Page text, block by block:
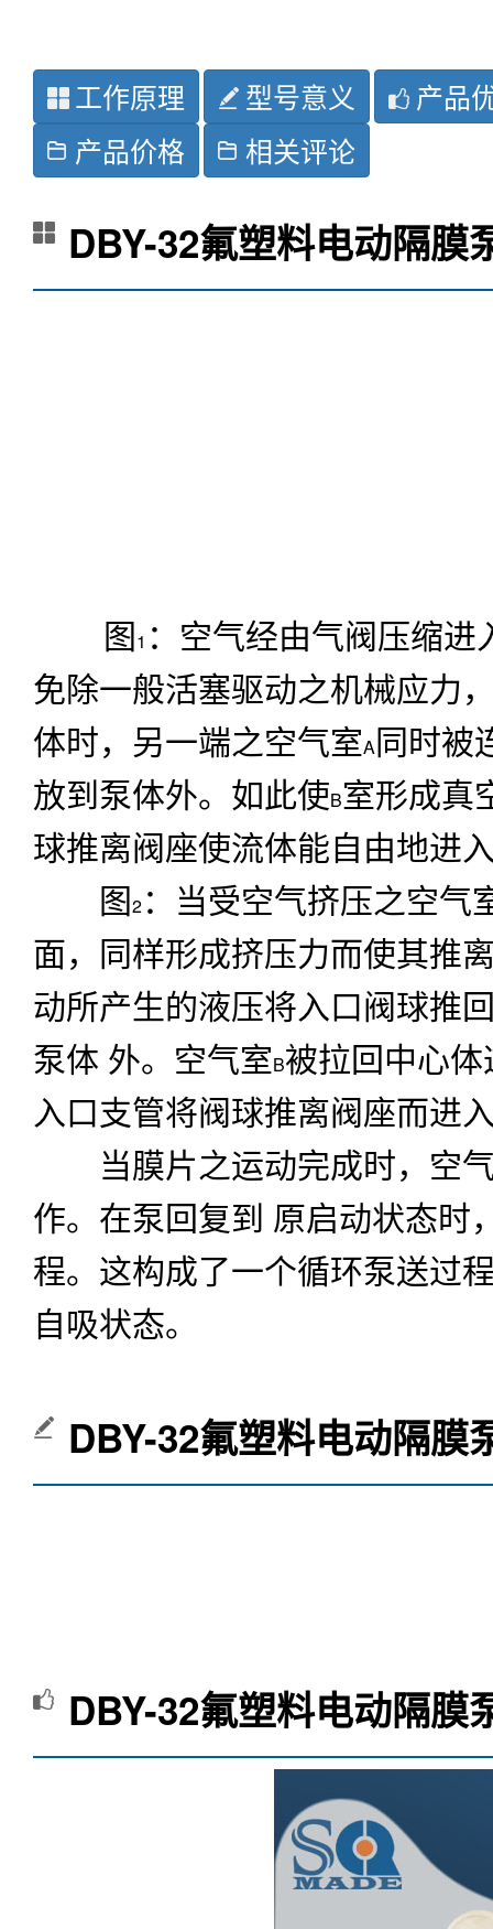
工作原理 型号意义
产品
产品价格
相关评论
DBY-32氟塑料电动隔膜
图1 ：空气经由气阀压缩进
免除一般活塞驱动之机械应力
体时，另一端之空气室A同时被
放到泵体外。如此使B室形成真
球推离阀座使流体能自由地进
图2 ：当受空气挤压之空气
面，同样形成挤压力而使其推
动所产生的液压将入口阀球推
泵体 外。空气室B被拉回中心
入口支管将阀球推离阀座而进
当膜片之运动完成时，空气
作。在泵回复到 原启动状态时
程。这构成了一个循环泵送过
自吸状态。
DBY-32氟塑料电动隔膜
DBY-32氟塑料电动隔膜